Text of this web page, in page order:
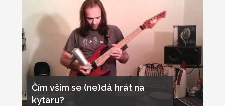
Čím vším se (ne)dá hrát na
kytaru?